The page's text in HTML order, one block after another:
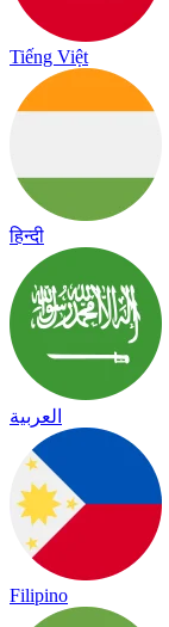
Tiếng Việt
हिन्दी
العربية
Filipino